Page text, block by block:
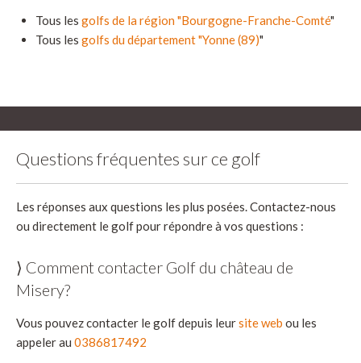
Tous les golfs de la région "Bourgogne-Franche-Comté"
Tous les golfs du département "Yonne (89)"
Questions fréquentes sur ce golf
Les réponses aux questions les plus posées. Contactez-nous
ou directement le golf pour répondre à vos questions :
⟩ Comment contacter Golf du château de
Misery?
Vous pouvez contacter le golf depuis leursite web ou les
appeler au 0386817492